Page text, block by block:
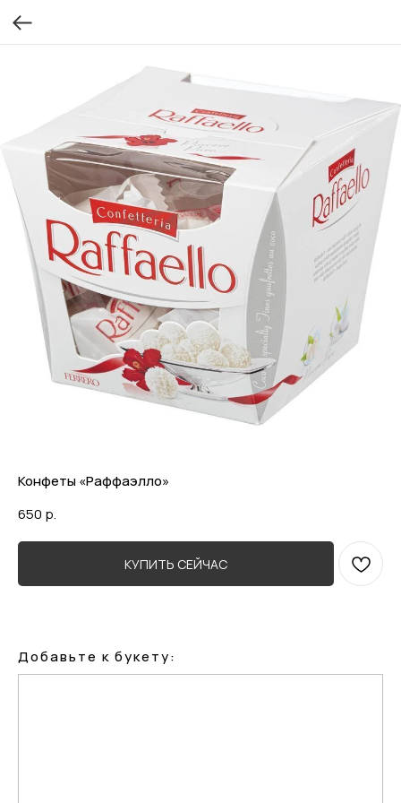
Конфеты «Раффаэлло»
650 р.
КУПИТЬ СЕЙЧАС
Добавьте к букету: